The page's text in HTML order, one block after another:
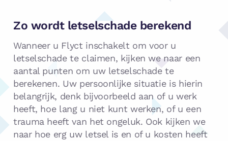
Zo wordt letselschade berekend
Wanneer u Flyct inschakelt om voor u
letselschade te claimen, kijken we naar een
aantal punten om uw letselschade te
berekenen. Uw persoonlijke situatie is hierin
belangrijk, denk bijvoorbeeld aan of u werk
heeft, hoe lang u niet kunt werken, of u een
trauma heeft van het ongeluk. Ook kijken we
naar hoe erg uw letsel is en of u kosten heeft